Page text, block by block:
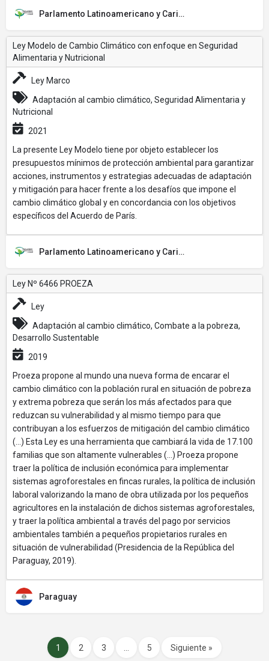
Parlamento Latinoamericano y Caribeño (PARLATINO)
Ley Modelo de Cambio Climático con enfoque en Seguridad
Alimentaria y Nutricional
Ley Marco
Adaptación al cambio climático, Seguridad Alimentaria y
Nutricional
2021
La presente Ley Modelo tiene por objeto establecer los
presupuestos mínimos de protección ambiental para garantizar
acciones, instrumentos y estrategias adecuadas de adaptación
y mitigación para hacer frente a los desafíos que impone el
cambio climático global y en concordancia con los objetivos
específicos del Acuerdo de París.
Parlamento Latinoamericano y Caribeño (PARLATINO)
Ley Nº 6466 PROEZA
Ley
Adaptación al cambio climático, Combate a la pobreza,
Desarrollo Sustentable
2019
Proeza propone al mundo una nueva forma de encarar el
cambio climático con la población rural en situación de pobreza
y extrema pobreza que serán los más afectados para que
reduzcan su vulnerabilidad y al mismo tiempo para que
contribuyan a los esfuerzos de mitigación del cambio climático
(...) Esta Ley es una herramienta que cambiará la vida de 17.100
familias que son altamente vulnerables (...) Proeza propone
traer la política de inclusión económica para implementar
sistemas agroforestales en fincas rurales, la política de inclusión
laboral valorizando la mano de obra utilizada por los pequeños
agricultores en la instalación de dichos sistemas agroforestales,
y traer la política ambiental a través del pago por servicios
ambientales también a pequeños propietarios rurales en
situación de vulnerabilidad (Presidencia de la República del
Paraguay, 2019).
Paraguay
1 2 3 5 Siguiente »